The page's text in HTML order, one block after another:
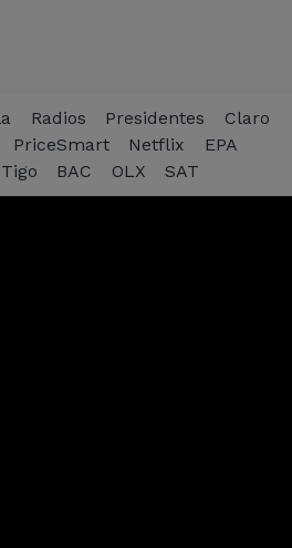
Radios Presidentes
Claro
PriceSmart Netflix
EPA
Tigo BAC OLX SAT